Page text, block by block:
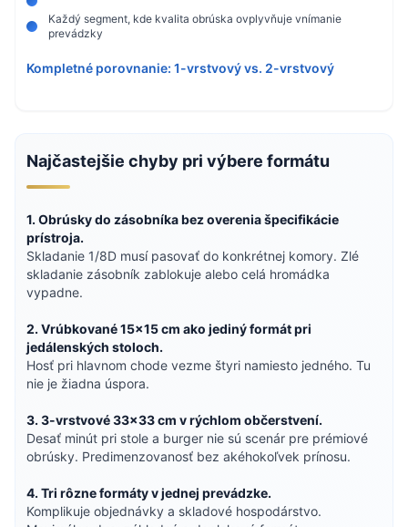
Každý segment, kde kvalita obrúska ovplyvňuje vnímanie
prevádzky
Kompletné porovnanie: 1-vrstvový vs. 2-vrstvový
Najčastejšie chyby pri výbere formátu
1. Obrúsky do zásobníka bez overenia špecifikácie
prístroja.
Skladanie 1/8D musí pasovať do konkrétnej komory. Zlé
skladanie zásobník zablokuje alebo celá hromádka
vypadne.
2. Vrúbkované 15×15 cm ako jediný formát pri
jedálenských stoloch.
Hosť pri hlavnom chode vezme štyri namiesto jedného. Tu
nie je žiadna úspora.
3. 3-vrstvové 33×33 cm v rýchlom občerstvení.
Desať minút pri stole a burger nie sú scenár pre prémiové
obrúsky. Predimenzovanosť bez akéhokoľvek prínosu.
4. Tri rôzne formáty v jednej prevádzke.
Komplikuje objednávky a skladové hospodárstvo.